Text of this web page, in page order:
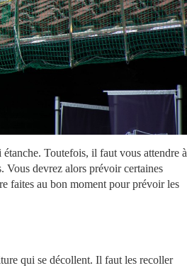
Toutefois, il faut vous attendre à
Vous devrez alors prévoir certaines
faites au bon moment pour prévoir les
qui se décollent. Il faut les recoller